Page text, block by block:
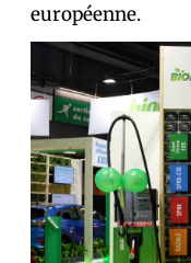
européenne.